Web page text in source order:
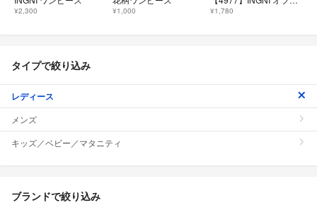
¥2,300 ¥1,000 ¥1,780
タイプで絞り込み
レディース
メンズ
キッズ／ベビー／マタニティ
ブランドで絞り込み